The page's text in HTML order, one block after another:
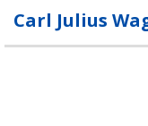
Carl Julius